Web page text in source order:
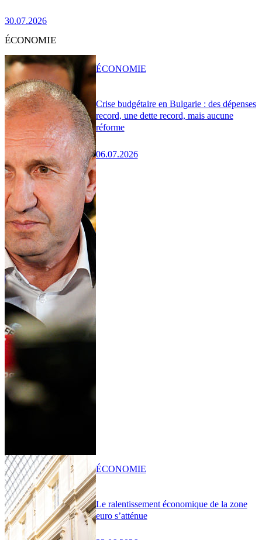
30.07.2026
ÉCONOMIE
Crise budgétaire en Bulgarie : des dépenses
record, une dette record, mais aucune
réforme
06.07.2026
ÉCONOMIE
Le ralentissement économique de la zone
euro s’atténue
ÉCONOMIE